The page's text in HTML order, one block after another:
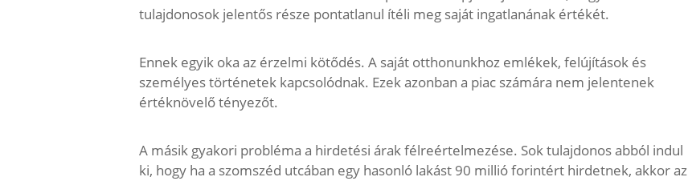
tulajdonosok jelentős része pontatlanul ítéli meg saját ingatlanának értékét.
Ennek egyik oka az érzelmi kötődés. A saját otthonunkhoz emlékek, felújítások és
személyes történetek kapcsolódnak. Ezek azonban a piac számára nem jelentenek
értéknövelő tényezőt.
A másik gyakori probléma a hirdetési árak félreértelmezése. Sok tulajdonos abból indul
ki, hogy ha a szomszéd utcában egy hasonló lakást 90 millió forintért hirdetnek, akkor az